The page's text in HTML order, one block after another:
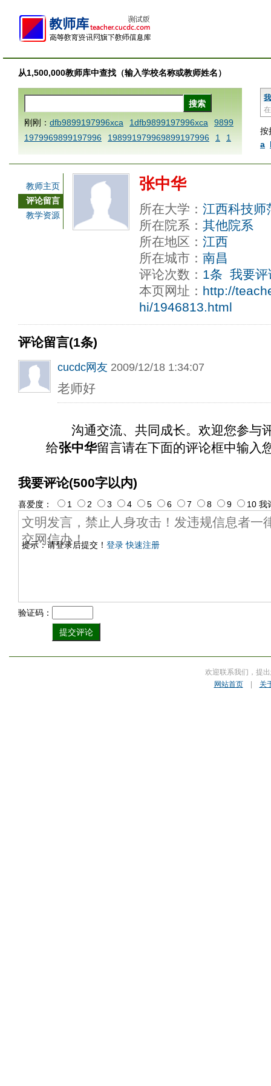
从1,500,000教师库中查找（输入学校名称或教师姓名）
按
a
刚刚： dfb9899197996xca 1dfb9899197996xca
9899
1979969899197996
198991979969899197996 1
1
AAABBBCCCdefine blablaenddefine dfbxyzendtemplat
a
1dfbmath key98991 methodmultiply operand97996x
ca
1dfbsetx9899197996xxca
3
1dfbzzzzzzzzbbbccccdddeeexcareplacezo
1printdf
b 9899197996 xca
AAABBBCCCdefine blablaenddefin
e dfbxyzendtemplate dfbCCCBBBAAA
dfb
dfb989919
dfbmath key98991 methodmulti
dfbsetx9899197996xxca
教师主页
评论留言
教学资源
张中华
所在大学： 江西科技师
所在院系： 其他院系
所在地区： 江西
所在城市： 南昌
评论次数： 1条 我要评
本页网址： http://
hi/1946813.html
评论留言(1条)
cucdc网友 2009/12/18 1:34:07
老师好
沟通交流、共同成长。欢迎您参与
给张中华留言请在下面的评论框中输入
我要评论(500字以内)
提示：请登录后提交！ 登录 快速注册
喜爱度： 1 2 3 4 5 6 7 8 9 10 我
验证码：
欢迎联系我们，提
网站首页| 关